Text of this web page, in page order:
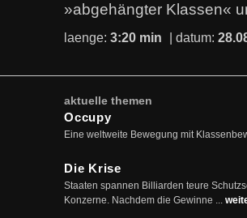
»abgehängter Klassen«
laenge: 3:20 min | datum:
aktuelle themen
Occupy
Eine weltweite Bewegung mit
Die Krise
Staaten spannen Billiarden teure
Konzerne. Nachdem die Gewinne ...